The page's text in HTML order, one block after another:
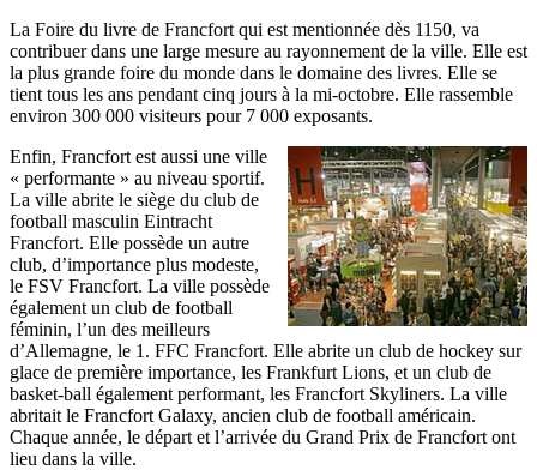
La Foire du livre de Francfort qui est mentionnée dès 1150, va
contribuer dans une large mesure au rayonnement de la ville. Elle est
la plus grande foire du monde dans le domaine des livres. Elle se
tient tous les ans pendant cinq jours à la mi-octobre. Elle rassemble
environ 300 000 visiteurs pour 7 000 exposants.
Enfin, Francfort est aussi une ville
« performante » au niveau sportif.
La ville abrite le siège du club de
football masculin Eintracht
Francfort. Elle possède un autre
club, d’importance plus modeste,
le FSV Francfort. La ville possède
également un club de football
féminin, l’un des meilleurs
d’Allemagne, le 1. FFC Francfort. Elle abrite un club de hockey sur
glace de première importance, les Frankfurt Lions, et un club de
basket-ball également performant, les Francfort Skyliners. La ville
abritait le Francfort Galaxy, ancien club de football américain.
Chaque année, le départ et l’arrivée du Grand Prix de Francfort ont
lieu dans la ville.